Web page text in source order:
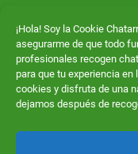
¡Hola! Soy la Cookie
asegurarme de que todo
profesionales recogen
para que tu experiencia
cookies y disfruta de una
dejamos después de
¿Necesitas ayuda?
Contacto
Quiénes somos
Aviso legal